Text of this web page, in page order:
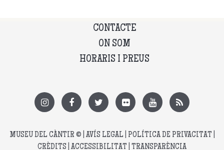
CONTACTE
ON SOM
HORARIS I PREUS
MUSEU DEL CÀNTIR © | AVÍS LEGAL POLÍTICA DE PRIVACITAT
CRÈDITS ACCESSIBILITAT TRANSPARÈNCIA